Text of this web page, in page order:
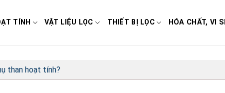
TÍNH VẬT LIỆU LỌC THIẾT BỊ LỌC HÓA CHẤT, VI
than hoạt tính?